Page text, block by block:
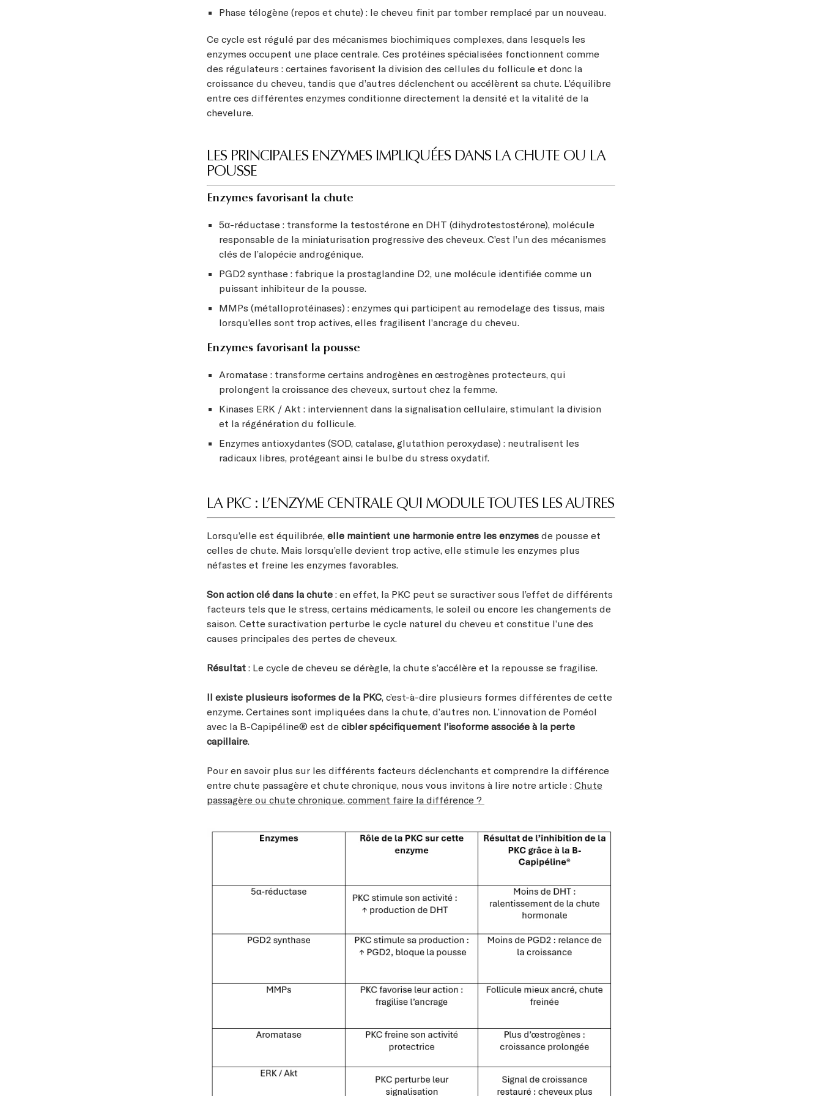
Phase télogène (repos et chute) : le cheveu finit par tomber remplacé par un nouveau.
Ce cycle est régulé par des mécanismes biochimiques complexes, dans lesquels les
enzymes occupent une place centrale. Ces protéines spécialisées fonctionnent comme
des régulateurs : certaines favorisent la division des cellules du follicule et donc la
croissance du cheveu, tandis que d’autres déclenchent ou accélèrent sa chute. L’équilibre
entre ces différentes enzymes conditionne directement la densité et la vitalité de la
chevelure.
LES PRINCIPALES ENZYMES IMPLIQUÉES DANS LA CHUTE OU LA
POUSSE
Enzymes favorisant la chute
5α-réductase : transforme la testostérone en DHT (dihydrotestostérone), molécule
responsable de la miniaturisation progressive des cheveux. C’est l’un des mécanismes
clés de l’alopécie androgénique.
PGD2 synthase : fabrique la prostaglandine D2, une molécule identifiée comme un
puissant inhibiteur de la pousse.
MMPs (métalloprotéinases) : enzymes qui participent au remodelage des tissus, mais
lorsqu’elles sont trop actives, elles fragilisent l’ancrage du cheveu.
Enzymes favorisant la pousse
Aromatase : transforme certains androgènes en œstrogènes protecteurs, qui
prolongent la croissance des cheveux, surtout chez la femme.
Kinases ERK / Akt : interviennent dans la signalisation cellulaire, stimulant la division
et la régénération du follicule.
Enzymes antioxydantes (SOD, catalase, glutathion peroxydase) : neutralisent les
radicaux libres, protégeant ainsi le bulbe du stress oxydatif.
LA PKC : L’ENZYME CENTRALE QUI MODULE TOUTES LES AUTRES
Lorsqu’elle est équilibrée, elle maintient une harmonie entre les enzymes de pousse et
celles de chute. Mais lorsqu’elle devient trop active, elle stimule les enzymes plus
néfastes et freine les enzymes favorables.
Son action clé dans la chute : en effet, la PKC peut se suractiver sous l’effet de différents
facteurs tels que le stress, certains médicaments, le soleil ou encore les changements de
saison. Cette suractivation perturbe le cycle naturel du cheveu et constitue l’une des
causes principales des pertes de cheveux.
Résultat : Le cycle de cheveu se dérègle, la chute s’accélère et la repousse se fragilise.
Il existe plusieurs isoformes de la PKC, c’est-à-dire plusieurs formes différentes de cette
enzyme. Certaines sont impliquées dans la chute, d’autres non. L’innovation de Poméol
avec la B-Capipéline® est de cibler spécifiquement l’isoforme associée à la perte
capillaire.
Pour en savoir plus sur les différents facteurs déclenchants et comprendre la différence
entre chute passagère et chute chronique, nous vous invitons à lire notre article : Chute
passagère ou chute chronique, comment faire la différence ?